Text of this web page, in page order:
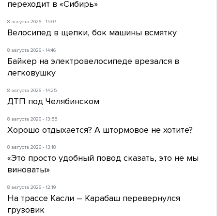
переходит в «Сибирь»
8 августа 2026 - 15:07
Велосипед в щепки, бок машины всмятку
8 августа 2026 - 14:46
Байкер на электровелосипеде врезался в
легковушку
8 августа 2026 - 14:25
ДТП под Челябинском
8 августа 2026 - 13:55
Хорошо отдыхается? А штормовое не хотите?
8 августа 2026 - 13:18
«Это просто удобный повод сказать, это не мы
виноваты»
8 августа 2026 - 12:19
На трассе Касли – Карабаш перевернулся
грузовик